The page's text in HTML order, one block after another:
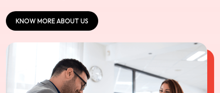
KNOW MORE ABOUT US